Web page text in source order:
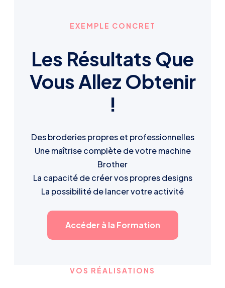
EXEMPLE CONCRET
Les Résultats Que
Vous Allez Obtenir
!
Des broderies propres et professionnelles
Une maîtrise complète de votre machine
Brother
La capacité de créer vos propres designs
La possibilité de lancer votre activité
Accéder à la Formation
VOS RÉALISATIONS